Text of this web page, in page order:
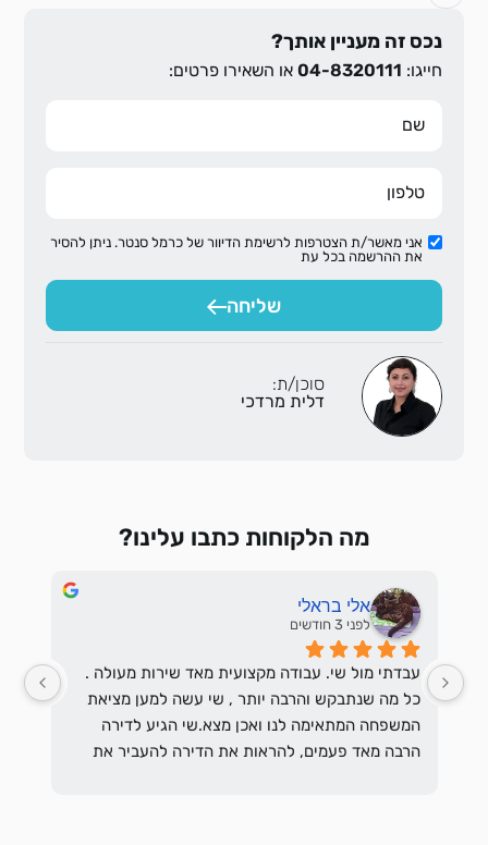
נכס זה מעניין אותך?
חייגו: 04-8320111או השאירו פרטים:
אני מאשר/ת הצטרפות לרשימת הדיוור של כרמל סנטר. ניתן להסיר
את ההרשמה בכל עת
שליחה
סוכן/ת:
דלית מרדכי
מה הלקוחות כתבו עלינו?
אלי בראלי
לפני 3 חודשים
עבדתי מול שי. עבודה מקצועית מאד שירות מעולה .
כל מה שנתבקש והרבה יותר , שי עשה למען מציאת
המשפחה המתאימה לנו ואכן מצא.שי הגיע לדירה
הרבה מאד פעמים, להראות את הדירה להעביר את